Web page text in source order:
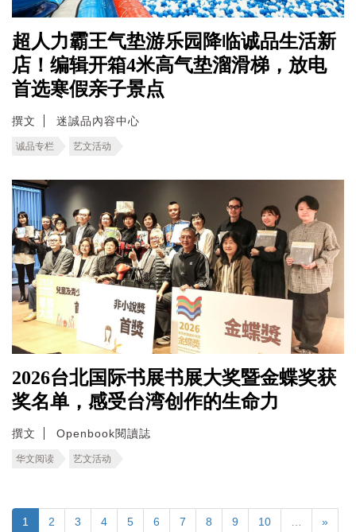
超人力霸王气垫游乐园降临诚品生活新
店！编辑开箱4米高气垫溜滑梯，放电
首选寒假亲子景点
撰文 迷誠品內容中心
诚品专栏 艺文活动
2026台北国际书展书展大奖暨金蝶奖获
奖名单，感受台湾创作的生命力
撰文 Openbook閱讀誌
华文阅读 艺文活动
1 2 3 4 5 6 7 8 9 10 »